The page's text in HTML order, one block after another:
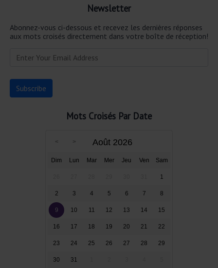
Newsletter
Abonnez-vous ci-dessous et recevez les dernières réponses
aux mots croisés directement dans votre boîte de réception!
Mots Croisés Par Date
Août 2026
Dim Lun Mar Mer Jeu Ven Sam
1
2 3 4 5 6 7 8
9 10 11 12 13 14 15
16 17 18 19 20 21 22
23 24 25 26 27 28 29
30 31